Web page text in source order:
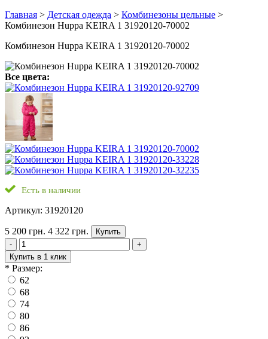
Главная > Детская одежда > Комбинезоны цельные >
Комбинезон Huppa KEIRA 1 31920120-70002
Комбинезон Huppa KEIRA 1 31920120-70002
Все цвета:
Есть в наличии
Артикул: 31920120
5 200 грн. 4 322 грн.
Купить
-
+
Купить в 1 клик
* Размер:
62
68
74
80
86